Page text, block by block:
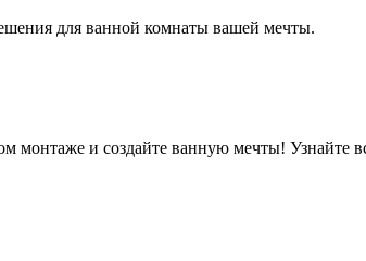
для ванной комнаты вашей мечты.
монтаже и создайте ванную мечты! Узнайте